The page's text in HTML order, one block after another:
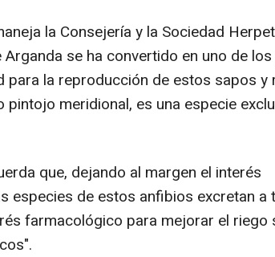
la Consejería y la Sociedad
Arganda se ha convertido en uno de
la reproducción de estos sapos y
pintojo meridional, es una especie
que, dejando al margen el interés
especies de estos anfibios excretan a
farmacológico para mejorar el riego